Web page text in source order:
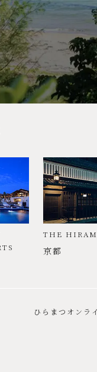
THE
京都
ひらまつオンラ